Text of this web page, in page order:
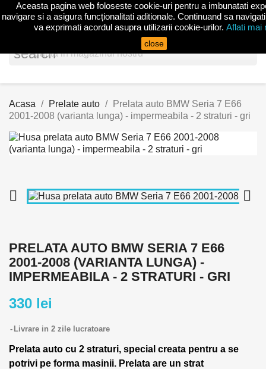
 (0)

search
Acasa Prelate auto
Prelata auto BMW Seria 7 E66
2001-2008 (varianta lunga) - impermeabila - 2 straturi - gri
 
PRELATA AUTO BMW SERIA 7 E66
2001-2008 (VARIANTA LUNGA) -
IMPERMEABILA - 2 STRATURI - GRI
330 lei
Livrare in 2 zile lucratoare
Prelata auto cu 2 straturi, special creata pentru a se
potrivi pe forma masinii. Prelata are un strat
Aceasta pagina web foloseste cookie-uri pentru a imbunatati
navigare si a asigura funcționalitati aditionale. Continuand sa
va exprimati acordul asupra utilizarii cookie-urilor. Aflati mai
close